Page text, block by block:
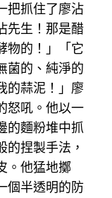
把抓住了廖沾
先生！那是醋
物的！」「它
菌的、純淨的
的蒜泥！」廖
怒吼。他以一
的麵粉堆中抓
的捏製手法，
。他猛地擲
個半透明的防